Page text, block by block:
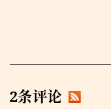
2条评论